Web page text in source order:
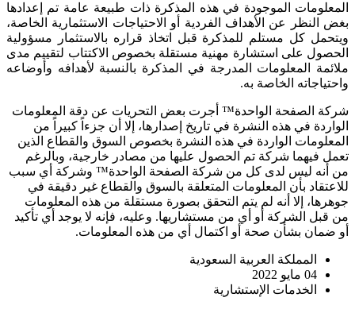
المعلومات الموجودة في هذه المذكرة ذات طبيعة عامة تم إعدادها
بغض النظر عن الأهداف الفردية أو الاحتياجات الاستثمارية الخاصة،
ويتحمل كل مستلم للمذكرة قبل اتخاذ قراره بالاستثمار مسؤولية
الحصول على استشارة مهنية مستقلة بخصوص الاكتتاب لتقييم مدى
ملائمة المعلومات المدرجة في المذكرة بالنسبة لأهدافه وأوضاعه
واحتياجاته الخاصة به.
شركة الصفحة الواحدة™ أجرت بعض التحريات عن دقة المعلومات
الواردة في هذه النشرة في تاريخ إصدارها، إلا أن جزءاً كبيراً من
المعلومات الواردة في هذه النشرة بخصوص السوق والقطاع الذين
تعمل فيهما شركة تم الحصول عليها من مصادر خارجية، وبالرغم
من أنه ليس لدى كل من شركة الصفحة الواحدة™ وشركة أي سبب
للاعتقاد بأن المعلومات المتعلقة بالسوق والقطاع غير دقيقة في
جوهرها، إلا أنه لم يتم التحقق بصورة مستقلة من هذه المعلومات
من قبل الشركة أو أي من مستشاريها. وعليه، فإنه لا يوجد أي تأكيد
أو ضمان بشأن صحة أو اكتمال أي من هذه المعلومات.
المملكة العربية السعودية
04 مايو 2022
الخدمات الإستشارية